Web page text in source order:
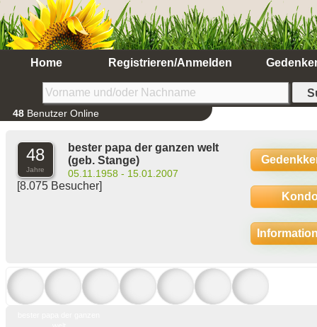
Home Registrieren/Anmelden
48 Benutzer Online
48
Jahre
bester papa der ganzen welt
(geb. Stange)
05.11.1958 - 15.01.2007
[8.075 Besucher]